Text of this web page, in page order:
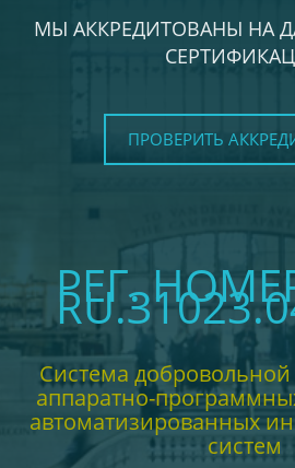
МЫ АККРЕДИТОВАНЫ НА
ПРОВЕРИТЬ
РЕГ.
Система
аппаратно-
автоматизированных
систем